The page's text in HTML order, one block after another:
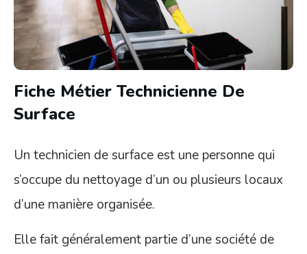
Fiche Métier Technicienne De
Surface
Un technicien de surface est une personne qui
s’occupe du nettoyage d’un ou plusieurs locaux
d’une manière organisée.
Elle fait généralement partie d’une société de